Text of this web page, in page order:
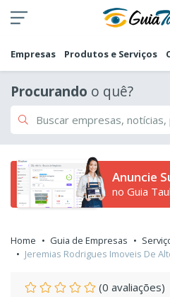
Empresas Produtos e Serviços
Procurando o quê?
Anuncie
no Guia
Home Guia de Empresas
Jeremias Rodrigues Imoveis De
(0 avaliações)